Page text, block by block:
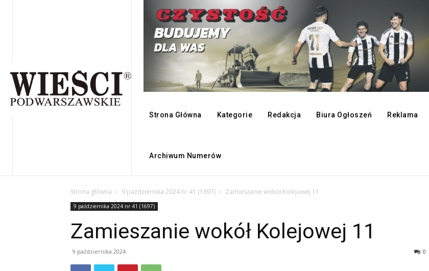
Strona Główna Kategorie Redakcja Biura Ogłoszeń Reklama
Archiwum Numerów
Strona główna 9 października 2024 nr 41 (1697) Zamieszanie wokół Kolejowej 11
9 października 2024 nr 41 (1697)
Zamieszanie wokół Kolejowej 11
9 października 2024 0